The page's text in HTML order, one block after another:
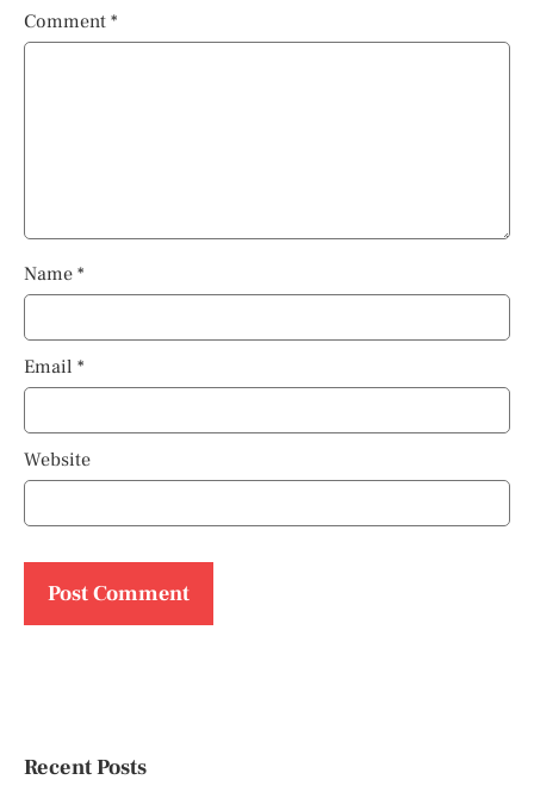
Comment *
Name *
Email *
Website
Recent Posts